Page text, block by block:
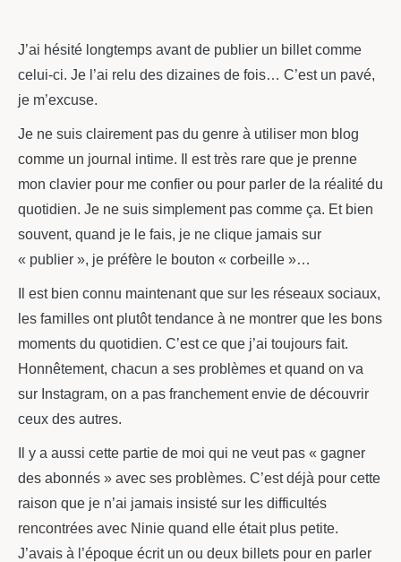
J’ai hésité longtemps avant de publier un billet comme
celui-ci. Je l’ai relu des dizaines de fois… C’est un pavé,
je m’excuse.
Je ne suis clairement pas du genre à utiliser mon blog
comme un journal intime. Il est très rare que je prenne
mon clavier pour me confier ou pour parler de la réalité du
quotidien. Je ne suis simplement pas comme ça. Et bien
souvent, quand je le fais, je ne clique jamais sur
« publier », je préfère le bouton « corbeille »…
Il est bien connu maintenant que sur les réseaux sociaux,
les familles ont plutôt tendance à ne montrer que les bons
moments du quotidien. C’est ce que j’ai toujours fait.
Honnêtement, chacun a ses problèmes et quand on va
sur Instagram, on a pas franchement envie de découvrir
ceux des autres.
Il y a aussi cette partie de moi qui ne veut pas « gagner
des abonnés » avec ses problèmes. C’est déjà pour cette
raison que je n’ai jamais insisté sur les difficultés
rencontrées avec Ninie quand elle était plus petite.
J’avais à l’époque écrit un ou deux billets pour en parler